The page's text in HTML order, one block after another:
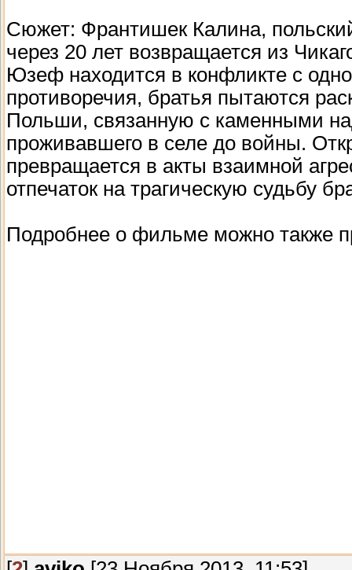
Сюжет: Франтишек Калина,
через 20 лет возвращается из
Юзеф находится в конфликте с
противоречия, братья пытаются
Польши, связанную с каменными
проживавшего в селе до войны.
превращается в акты взаимной
отпечаток на трагическую судьбу
Подробнее о фильме можно также